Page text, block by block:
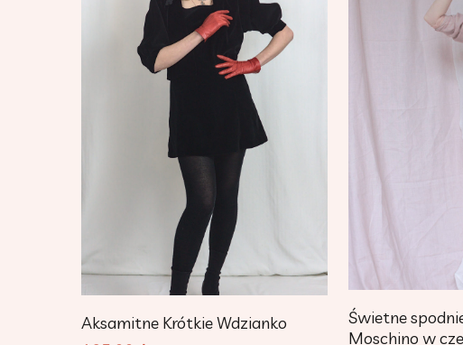
Dodaj Do Koszyka
Aksamitne Krótkie Wdzianko
Świetne
Moschino w